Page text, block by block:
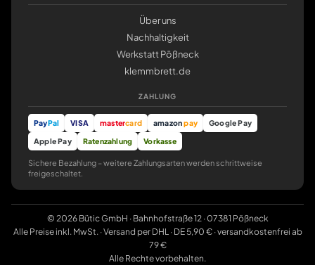
Über uns
Nachhaltigkeit
Werkstatt Pößneck
klemmbrett.de
ZAHLUNG
PayPal VISA mastercard amazonpay
Google Pay
Apple Pay
Ratenzahlung Vorkasse
Sichere Bezahlung – weitere Zahlungsarten werden schrittweise
freigeschaltet.
© 2026 Bütic GmbH · Bahnhofstraße 12 · 07381 Pößneck
Alle Preise inkl. MwSt. · Versand per DHL · DE 5,90 € · versandkostenfrei ab
79 €
Alle Rechte vorbehalten.